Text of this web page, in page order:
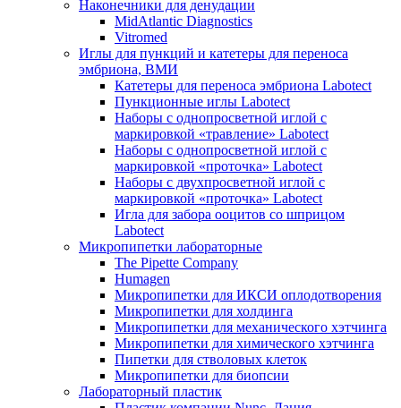
Наконечники для денудации
MidAtlantic Diagnostics
Vitromed
Иглы для пункций и катетеры для переноса
эмбриона, ВМИ
Катетеры для переноса эмбриона Labotect
Пункционные иглы Labotect
Наборы с однопросветной иглой с
маркировкой «травление» Labotect
Наборы с однопросветной иглой с
маркировкой «проточка» Labotect
Наборы с двухпросветной иглой с
маркировкой «проточка» Labotect
Игла для забора ооцитов со шприцом
Labotect
Микропипетки лабораторные
The Pipette Company
Humagen
Микропипетки для ИКСИ оплодотворения
Микропипетки для холдинга
Микропипетки для механического хэтчинга
Микропипетки для химического хэтчинга
Пипетки для стволовых клеток
Микропипетки для биопсии
Лабораторный пластик